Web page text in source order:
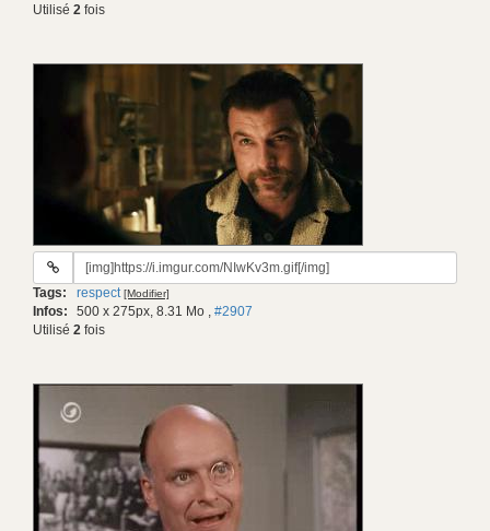
Utilisé 2 fois
URL
gif:
Tags: respect [Modifier]
Infos: 500 x 275px, 8.31 Mo , #2907
Utilisé 2 fois